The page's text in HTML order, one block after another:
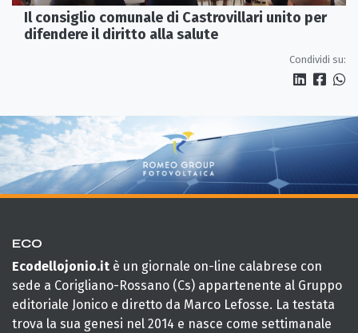
Il consiglio comunale di Castrovillari unito per
difendere il diritto alla salute
Condividi su:
ECO
Ecodellojonio.it è un giornale on-line calabrese con
sede a Corigliano-Rossano (Cs) appartenente al Gruppo
editoriale Jonico e diretto da Marco Lefosse. La testata
trova la sua genesi nel 2014 e nasce come settimanale